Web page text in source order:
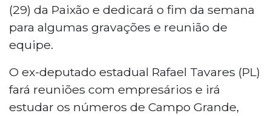
(29) da Paixão e dedicará o fim da semana
para algumas gravações e reunião de
equipe.
O ex-deputado estadual Rafael Tavares (PL)
fará reuniões com empresários e irá
estudar os números de Campo Grande,